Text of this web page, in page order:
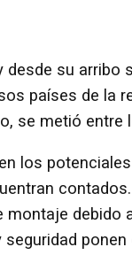
desde su
países de la
se metió entre
los
montaje